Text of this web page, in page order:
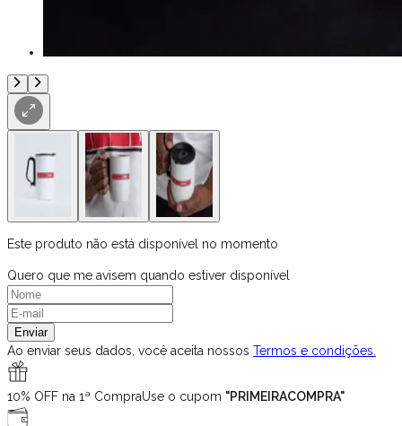
Este produto não está disponível no momento
Quero que me avisem quando estiver disponível
Enviar
Ao enviar seus dados, você aceita nossos Termos e condições.
10% OFF na 1ª CompraUse o cupom "PRIMEIRACOMPRA"